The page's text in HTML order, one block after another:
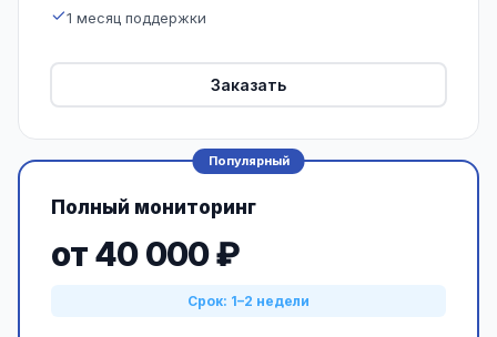
1 месяц поддержки
Заказать
Популярный
Полный мониторинг
от 40 000 ₽
Срок: 1–2 недели